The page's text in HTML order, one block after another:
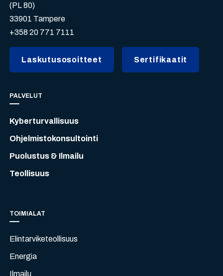
(PL 80)
33901 Tampere
+358 20 771 7111
Laskutusosoitteet Sertifikaatit
PALVELUT
Kyberturvallisuus
Ohjelmistokonsultointi
Puolustus & Ilmailu
Teollisuus
TOIMIALAT
Elintarviketeollisuus
Energia
Ilmailu